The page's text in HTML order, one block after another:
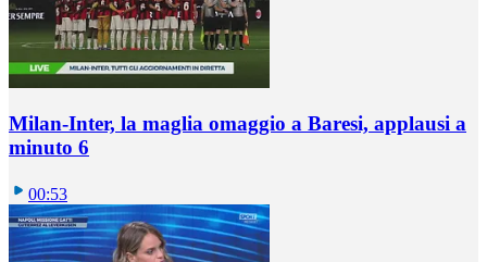
Milan-Inter, la maglia omaggio a Baresi, applausi a
minuto 6
00:53